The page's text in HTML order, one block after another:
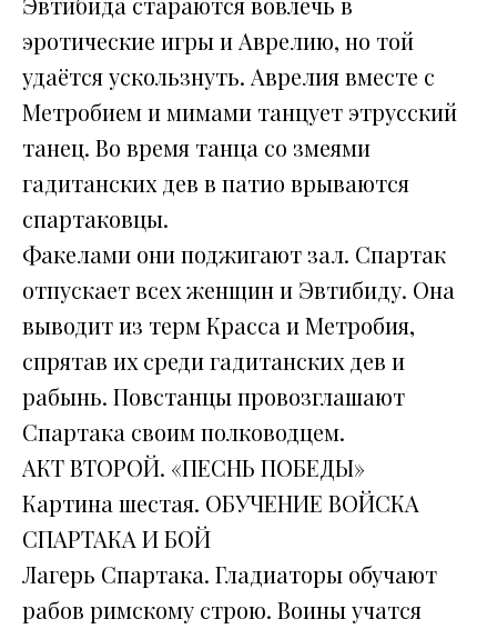
эротические игры и Аврелию, но той
удаётся ускользнуть. Аврелия вместе с
Метробием и мимами танцует этрусский
танец. Во время танца со змеями
гадитанских дев в патио врываются
спартаковцы.
Факелами они поджигают зал. Спартак
отпускает всех женщин и Эвтибиду. Она
выводит из терм Красса и Метробия,
спрятав их среди гадитанских дев и
рабынь. Повстанцы провозглашают
Спартака своим полководцем.
АКТ ВТОРОЙ. «ПЕСНЬ ПОБЕДЫ»
Картина шестая. ОБУЧЕНИЕ ВОЙСКА
СПАРТАКА И БОЙ
Лагерь Спартака. Гладиаторы обучают
рабов римскому строю. Воины учатся